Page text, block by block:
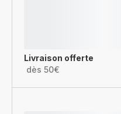
Livraison offerte
dès 50€